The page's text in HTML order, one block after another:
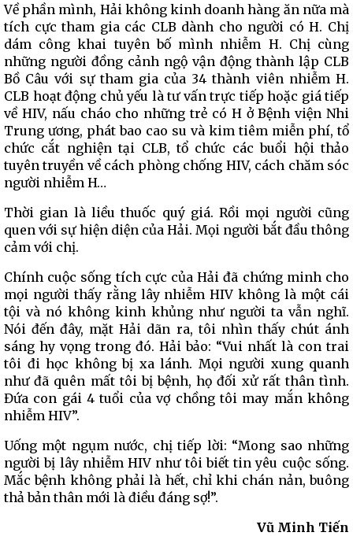
Về phần mình, Hải không kinh doanh hàng ăn nữa mà
tích cực tham gia các CLB dành cho người có H. Chị
dám công khai tuyên bố mình nhiễm H. Chị cùng
những người đồng cảnh ngộ vận động thành lập CLB
Bồ Câu với sự tham gia của 34 thành viên nhiễm H.
CLB hoạt động chủ yếu là tư vấn trực tiếp hoặc giá tiếp
về HIV, nấu cháo cho những trẻ có H ở Bệnh viện Nhi
Trung ương, phát bao cao su và kim tiêm miễn phí, tổ
chức cắt nghiện tại CLB, tổ chức các buổi hội thảo
tuyên truyền về cách phòng chống HIV, cách chăm sóc
người nhiễm H…
Thời gian là liều thuốc quý giá. Rồi mọi người cũng
quen với sự hiện diện của Hải. Mọi người bắt đầu thông
cảm với chị.
Chính cuộc sống tích cực của Hải đã chứng minh cho
mọi người thấy rằng lây nhiễm HIV không là một cái
tội và nó không kinh khủng như người ta vẫn nghĩ.
Nói đến đây, mặt Hải dãn ra, tôi nhìn thấy chút ánh
sáng hy vọng trong đó. Hải bảo: “Vui nhất là con trai
tôi đi học không bị xa lánh. Mọi người xung quanh
như đã quên mất tôi bị bệnh, họ đối xử rất thân tình.
Đứa con gái 4 tuổi của vợ chồng tôi may mắn không
nhiễm HIV”.
Uống một ngụm nước, chị tiếp lời: “Mong sao những
người bị lây nhiễm HIV như tôi biết tin yêu cuộc sống.
Mắc bệnh không phải là hết, chỉ khi chán nản, buông
thả bản thân mới là điều đáng sợ!”.
Vũ Minh Tiến